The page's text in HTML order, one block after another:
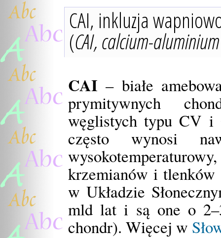
CAI, inkluzja
(CAI, calcium-
CAI – białe
prymitywnych
węglistych typu CV i
często wynosi
krzemianów i
w Układzie
mld lat i są one o
chondr). Więcej w